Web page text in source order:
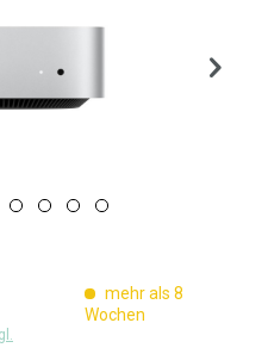
mehr als 8
Wochen